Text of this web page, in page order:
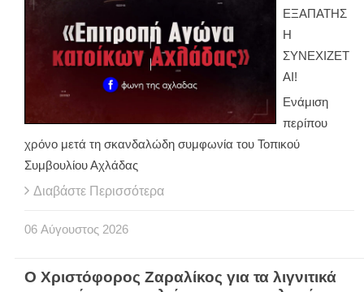
ΕΞΑΠΑΤΗΣ
Η
ΣΥΝΕΧΙΖΕΤ
ΑΙ!
Ενάμιση
περίπου
χρόνο μετά τη σκανδαλώδη συμφωνία του Τοπικού
Συμβουλίου Αχλάδας
Διαβάστε Περισσότερα
06 Αύγουστος 2026
Ο Χριστόφορος Ζαραλίκος για τα λιγνιτικά